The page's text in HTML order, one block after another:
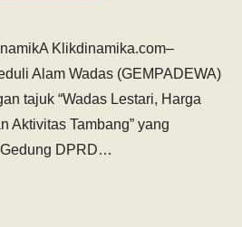
Klikdinamika.com–
Alam Wadas (GEMPADEWA)
tajuk “Wadas Lestari, Harga
Aktivitas Tambang” yang
DPRD…